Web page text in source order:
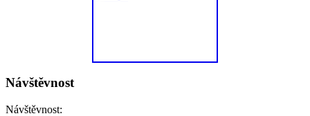
Návštěvnost
Návštěvnost: